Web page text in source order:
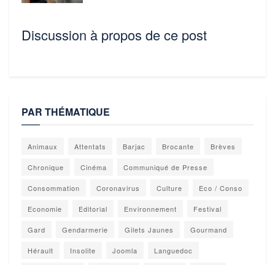
Discussion à propos de ce post
PAR THÉMATIQUE
Animaux Attentats Barjac Brocante Brèves
Chronique Cinéma Communiqué de Presse
Consommation Coronavirus Culture Eco / Conso
Economie Editorial Environnement Festival
Gard Gendarmerie Gilets Jaunes Gourmand
Hérault Insolite Joomla Languedoc